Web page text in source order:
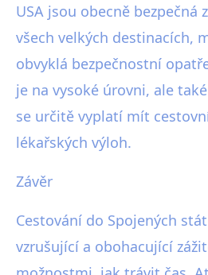
USA jsou obecně bezpečná
všech velkých destinacích,
obvyklá bezpečnostní
je na vysoké úrovni, ale
se určitě vyplatí mít
lékařských výloh.
Závěr
Cestování do Spojených
vzrušující a obohacující